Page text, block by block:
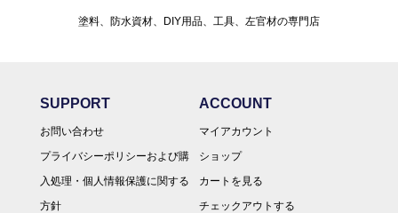
塗料、防水資材、DIY用品、工具、左官材の専門店
SUPPORT
お問い合わせ
プライバシーポリシーおよび購
入処理・個人情報保護に関する
方針
ACCOUNT
マイアカウント
ショップ
カートを見る
チェックアウトする